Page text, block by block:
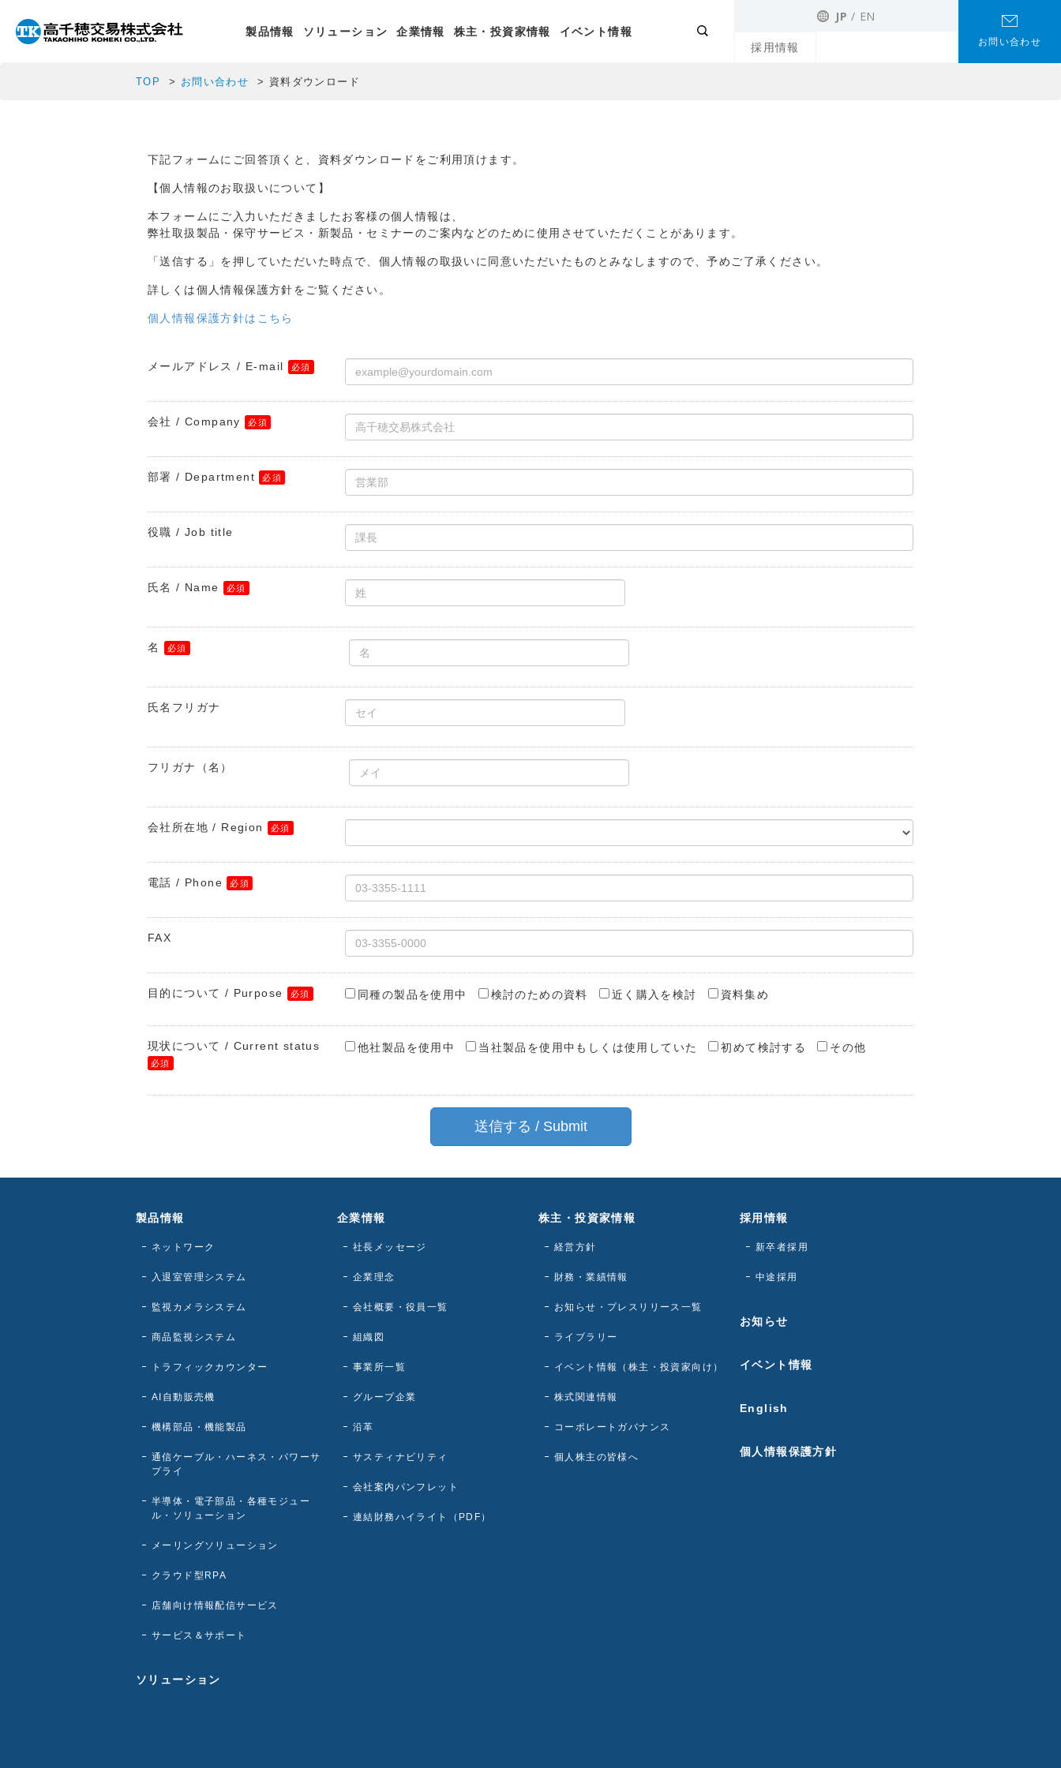
製品情報 ソリューション 企業情報 株主・投資家情報 イベント情報
JP EN
採用情報 お問い合わせ
TOP お問い合わせ 資料ダウンロード
下記フォームにご回答頂くと、資料ダウンロードをご利用頂けます。
【個人情報のお取扱いについて】
本フォームにご入力いただきましたお客様の個人情報は、
弊社取扱製品・保守サービス・新製品・セミナーのご案内などのために使用させていただくことがあります。
「送信する」を押していただいた時点で、個人情報の取扱いに同意いただいたものとみなしますので、予めご了承ください。
詳しくは個人情報保護方針をご覧ください。
個人情報保護方針はこちら
メールアドレス / E-mail
会社 / Company
部署 / Department
役職 / Job title
氏名 / Name
名
氏名フリガナ
フリガナ（名）
会社所在地 / Region
電話 / Phone
FAX
目的について / Purpose 同種の製品を使用中 検討のための資料 近く購入を検討 資料集め
現状について / Current status 他社製品を使用中 当社製品を使用中もしくは使用していた 初めて検討する その他
製品情報
ネットワーク
入退室管理システム
監視カメラシステム
商品監視システム
トラフィックカウンター
AI自動販売機
機構部品・機能製品
通信ケーブル・ハーネス・パワーサ
プライ
半導体・電子部品・各種モジュー
ル・ソリューション
メーリングソリューション
クラウド型RPA
店舗向け情報配信サービス
サービス＆サポート
ソリューション
企業情報
社長メッセージ
企業理念
会社概要・役員一覧
組織図
事業所一覧
グループ企業
沿革
サスティナビリティ
会社案内パンフレット
連結財務ハイライト（PDF）
株主・投資家情報
経営方針
財務・業績情報
お知らせ・プレスリリース一覧
ライブラリー
イベント情報（株主・投資家向け）
株式関連情報
コーポレートガバナンス
個人株主の皆様へ
採用情報
新卒者採用
中途採用
お知らせ
イベント情報
English
個人情報保護方針